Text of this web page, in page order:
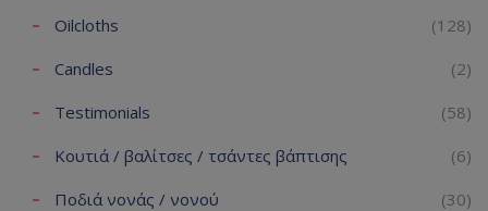
Oilcloths
(128)
Candles
(2)
Testimonials
(58)
Κουτιά / βαλίτσες / τσάντες βάπτισης
(6)
Ποδιά νονάς / νονού
(30)